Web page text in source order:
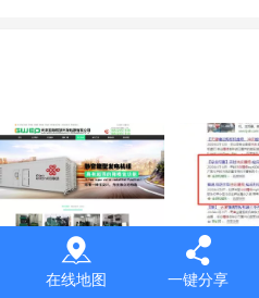
天津国海智慧环保
电源有限公司
松乐科
在线地图 一键分享